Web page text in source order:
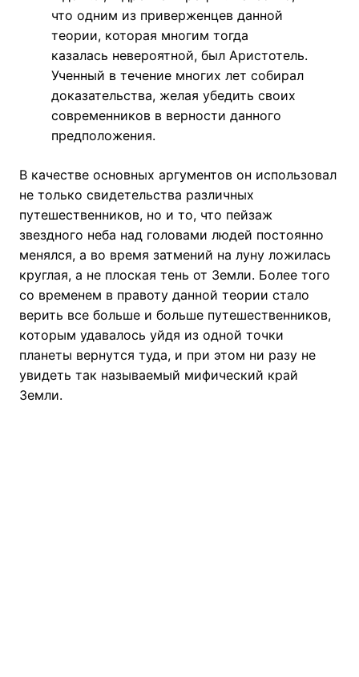
что одним из приверженцев данной
теории, которая многим тогда
казалась невероятной, был Аристотель.
Ученный в течение многих лет собирал
доказательства, желая убедить своих
современников в верности данного
предположения.
В качестве основных аргументов он использовал
не только свидетельства различных
путешественников, но и то, что пейзаж
звездного неба над головами людей постоянно
менялся, а во время затмений на луну ложилась
круглая, а не плоская тень от Земли. Более того
со временем в правоту данной теории стало
верить все больше и больше путешественников,
которым удавалось уйдя из одной точки
планеты вернутся туда, и при этом ни разу не
увидеть так называемый мифический край
Земли.